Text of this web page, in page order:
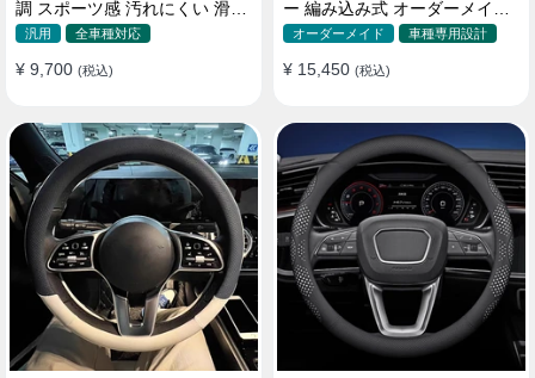
調 スポーツ感 汚れにくい 滑り
止め かっこいい 取り付け簡単
汎用 全車種対応
¥ 9,700 (税込)
ー 編み込み式 オーダーメイド
握り感抜群 操作性アップ
オーダーメイド 車種専用設計
¥ 15,450 (税込)